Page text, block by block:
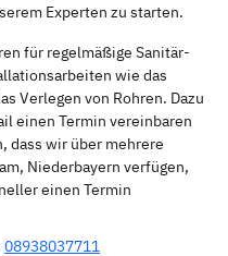
Experten zu starten.
für regelmäßige Sanitär-
wie das
Verlegen von Rohren. Dazu
einen Termin vereinbaren
dass wir über mehrere
Niederbayern verfügen,
einen Termin
08938037711